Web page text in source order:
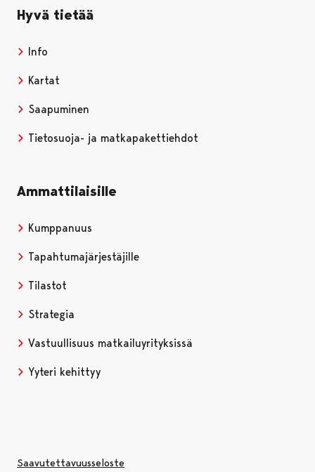
Hyvä tietää
Info
Kartat
Saapuminen
Tietosuoja- ja matkapakettiehdot
Ammattilaisille
Kumppanuus
Tapahtumajärjestäjille
Tilastot
Strategia
Vastuullisuus matkailuyrityksissä
Yyteri kehittyy
Saavutettavuusseloste